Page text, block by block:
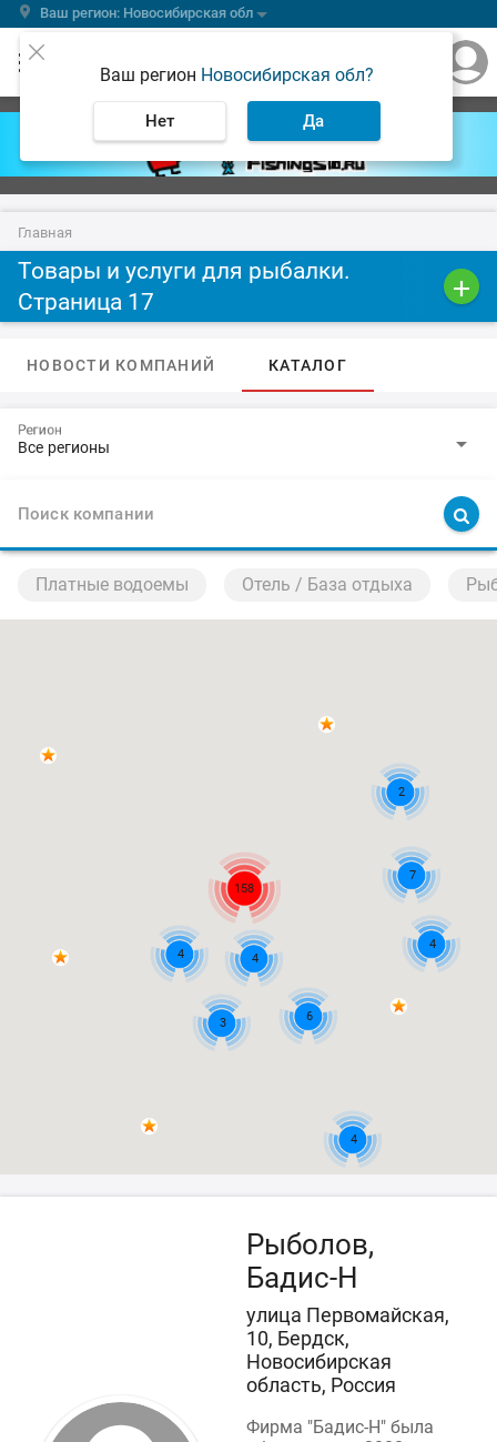
Ваш регион: Новосибирская обл
Ваш регион Новосибирская обл?
Нет Да
Главная
Товары и услуги для рыбалки.
Страница 17
НОВОСТИ КОМПАНИЙ КАТАЛОГ
Регион
arrow_drop_down
Поиск компании
Платные водоемы Отель / База отдыха
3
158
4
6
4
4
2
7
4
Рыболов,
Бадис-Н
улица Первомайская,
10, Бердск,
Новосибирская
область, Россия
Фирма "Бадис-Н" была